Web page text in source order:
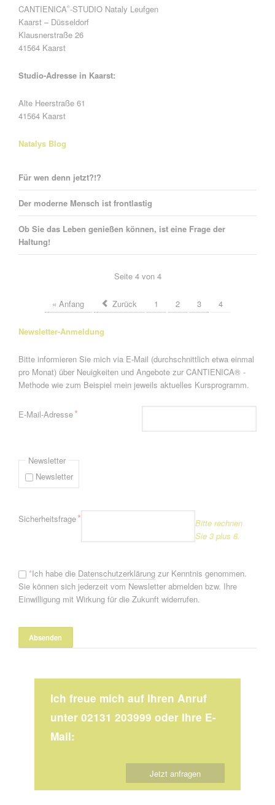
CANTIENICA®-STUDIO Nataly Leufgen
Kaarst – Düsseldorf
Klausnerstraße 26
41564 Kaarst
Studio-Adresse in Kaarst:
Alte Heerstraße 61
41564 Kaarst
Natalys Blog
Für wen denn jetzt?!?
Der moderne Mensch ist frontlastig
Ob Sie das Leben genießen können, ist eine Frage der
Haltung!
Seite 4 von 4
« Anfang Zurück 1 2 3 4
Newsletter-Anmeldung
Bitte informieren Sie mich via E-Mail (durchschnittlich etwa einmal
pro Monat) über Neuigkeiten und Angebote zur CANTIENICA® -
Methode wie zum Beispiel mein jeweils aktuelles Kursprogramm.
Pflichtfeld
E-Mail-Adresse*
Newsletter
Newsletter
Pflichtfeld
Sicherheitsfrage*
Bitte rechnen
Sie 3 plus 8.
*Ich habe die Datenschutzerklärungzur Kenntnis genommen.
Sie können sich jederzeit vom Newsletter abmelden bzw. Ihre
Einwilligung mit Wirkung für die Zukunft widerrufen.
Ich freue mich auf Ihren Anruf
unter 02131 203999 oder Ihre E-
Mail:
Jetzt anfragen